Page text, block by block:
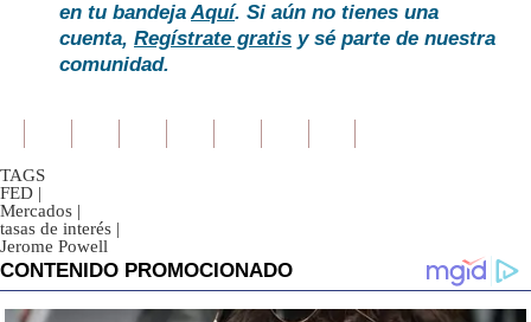
en tu bandejaAquí. Si aún no tienes una
cuenta, Regístrate gratis y sé parte de nuestra
comunidad.
TAGS
FED |
Mercados |
tasas de interés |
Jerome Powell